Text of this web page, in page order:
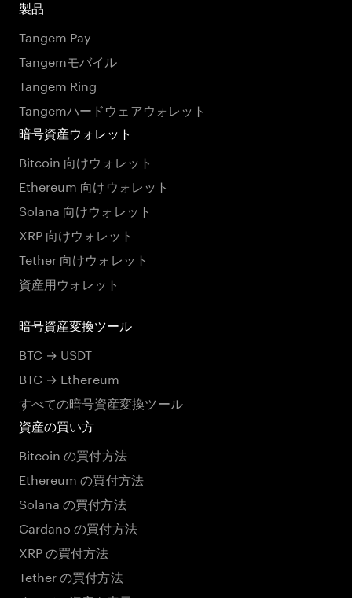
製品
Tangem Pay
Tangemモバイル
Tangem Ring
Tangemハードウェアウォレット
暗号資産ウォレット
Bitcoin 向けウォレット
Ethereum 向けウォレット
Solana 向けウォレット
XRP 向けウォレット
Tether 向けウォレット
資産用ウォレット
暗号資産変換ツール
BTC → USDT
BTC → Ethereum
すべての暗号資産変換ツール
資産の買い方
Bitcoin の買付方法
Ethereum の買付方法
Solana の買付方法
Cardano の買付方法
XRP の買付方法
Tether の買付方法